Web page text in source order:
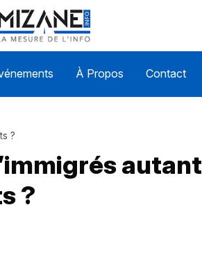
À Propos Contact
?
autant
?